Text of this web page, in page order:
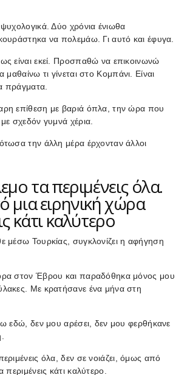
Δύο χρόνια ένιωθα
να πολεμάω. Γι αυτό και έφυγα.
είναι εκεί. Προσπαθώ να επικοινωνώ
μαθαίνω τι γίνεται στο Κομπάνι. Είναι
πράγματα.
επίθεση με βαριά όπλα, την ώρα που
σχεδόν γυμνά χέρια.
την άλλη μέρα έρχονταν άλλοι
τα περιμένεις όλα.
ειρηνική χώρα
κάτι καλύτερο
μέσω Τουρκίας, συγκλονίζει η αφήγηση
στον Έβρου και παραδόθηκα μόνος μου
Με κρατήσανε ένα μήνα στη
εδώ, δεν μου αρέσει, δεν μου φερθήκανε
όλα, δεν σε νοιάζει, όμως από
περιμένεις κάτι καλύτερο.